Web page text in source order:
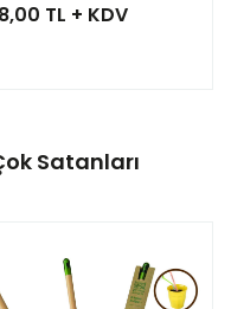
TL + KDV
Satanları